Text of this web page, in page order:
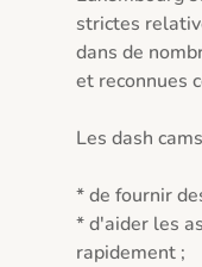
strictes
dans de
et reconnues
Les dash
* de fournir
* d'aider les
rapidement ;